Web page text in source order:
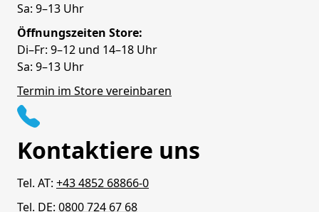
Sa: 9–13 Uhr
Öffnungszeiten Store:
Di–Fr: 9–12 und 14–18 Uhr
Sa: 9–13 Uhr
Termin im Store vereinbaren
Kontaktiere uns
Tel. AT: +43 4852 68866-0
Tel. DE: 0800 724 67 68